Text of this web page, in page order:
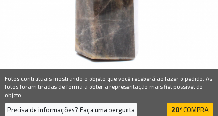
Fotos contratuais mostrando o objeto que você receberá ao fazer o pedido. As
fotos foram tiradas de forma a obter a representação mais fiel possível do
objeto.
Precisa de informações? Faça uma pergunta 20€ COMPRA